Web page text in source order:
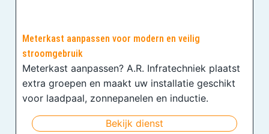
Meterkast aanpassen voor modern en veilig
stroomgebruik
Meterkast aanpassen? A.R. Infratechniek plaatst
extra groepen en maakt uw installatie geschikt
voor laadpaal, zonnepanelen en inductie.
Bekijk dienst